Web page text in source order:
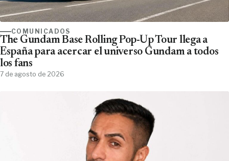
COMUNICADOS
The Gundam Base Rolling Pop-Up Tour llega a
España para acercar el universo Gundam a todos
los fans
7 de agosto de 2026